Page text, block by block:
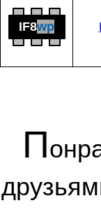
IF8wp
П